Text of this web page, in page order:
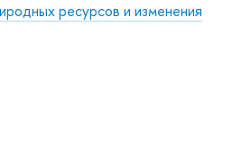
ресурсов и изменения